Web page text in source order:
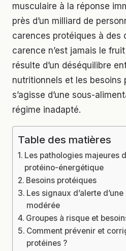
musculaire à la réponse
près d’un milliard de
carences protéiques à des
carence n’est jamais le
résulte d’un déséquilibre
nutritionnels et les besoins
s’agisse d’une sous-
régime inadapté.
Table des matières
Les pathologies majeures
protéino-énergétique
Besoins protéiques
Les signaux d’alerte
modérée
Groupes à risque et
Comment prévenir et
protéines ?